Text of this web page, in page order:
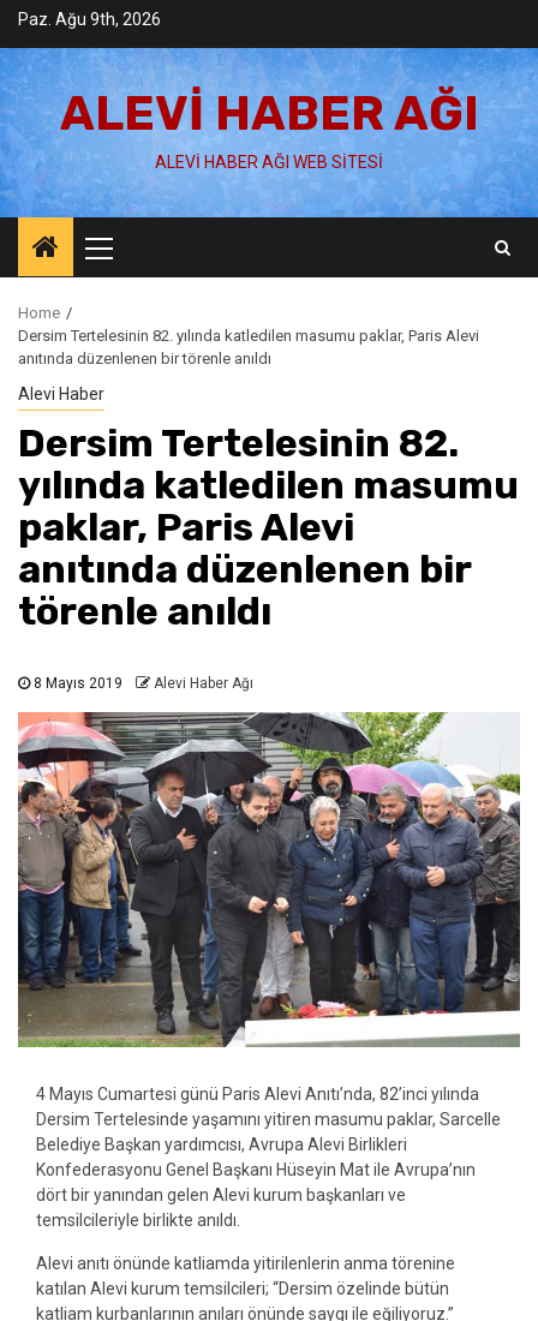
Skip
content
Paz. Ağu 9th, 2026
ALEVI HABER AĞI
ALEVI HABER AĞI WEB SITESI
Menu
Home
Dersim Tertelesinin 82. yılında katledilen masumu paklar, Paris Alevi
anıtında düzenlenen bir törenle anıldı
Alevi Haber
Dersim Tertelesinin 82.
yılında katledilen masumu
paklar, Paris Alevi
anıtında düzenlenen bir
törenle anıldı
8 Mayıs 2019 Alevi Haber Ağı
4 Mayıs Cumartesi günü Paris Alevi Anıtı’nda, 82’inci yılında
Dersim Tertelesinde yaşamını yitiren masumu paklar, Sarcelle
Belediye Başkan yardımcısı, Avrupa Alevi Birlikleri
Konfederasyonu Genel Başkanı Hüseyin Mat ile Avrupa’nın
dört bir yanından gelen Alevi kurum başkanları ve
temsilcileriyle birlikte anıldı.
Alevi anıtı önünde katliamda yitirilenlerin anma törenine
katılan Alevi kurum temsilcileri; “Dersim özelinde bütün
katliam kurbanlarının anıları önünde saygı ile eğiliyoruz.”